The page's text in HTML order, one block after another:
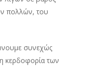
πολλών, του
συνεχώς
κερδοφορία των